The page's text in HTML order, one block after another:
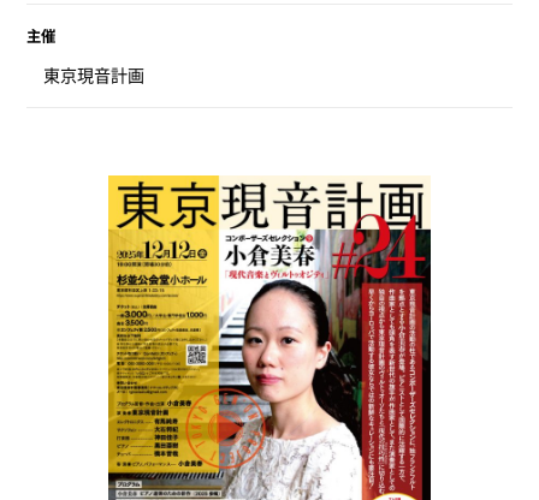
主催
東京現音計画